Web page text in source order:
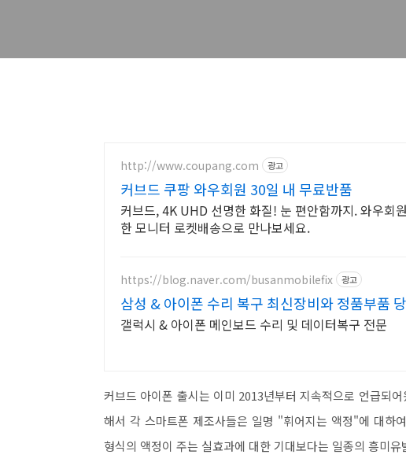
http://www.coupang.com 광고
커브드 쿠팡 와우회원 30일 내 무료반품
커브드, 4K UHD 선명한 화질! 눈 편안함까지. 와우회
한 모니터 로켓배송으로 만나보세요.
https://blog.naver.com/busanmobilefix 광고
삼성 & 아이폰 수리 복구 최신장비와 정품부품
갤럭시 & 아이폰 메인보드 수리 및 데이터복구 전문
커브드 아이폰 출시는 이미 2013년부터 지속적으로 언급되
해서 각 스마트폰 제조사들은 일명 "휘어지는 액정"에 대하
형식의 액정이 주는 실효과에 대한 기대보다는 일종의 흥미